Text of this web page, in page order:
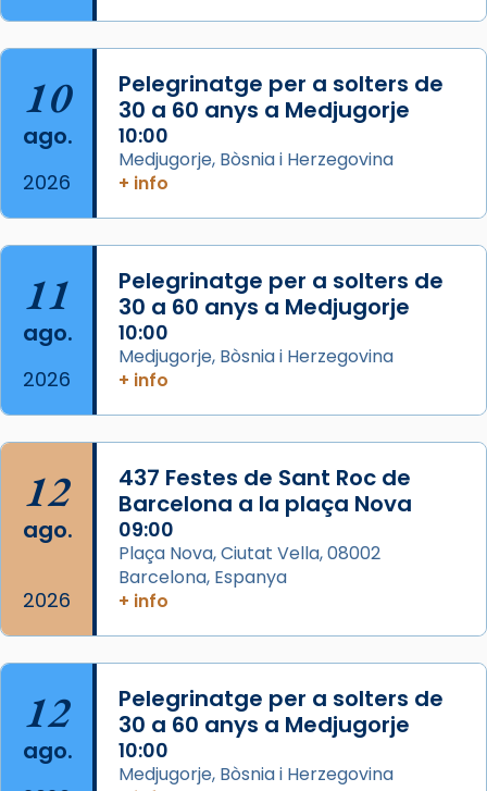
Jaume, fill de Zebedeu, és juntament amb el
seu germà Joan i Pere un dels que
acompanyava més de prop Jesús.
Segons el llibre dels Fets (12,2) fou el primer
apòstol màrtir, decapitat a Jerusalem per
Herodes Agripa (vers l'any 44).
Patró de Galícia, després de les invasions
musulmanes fou venerat com a patró dels
Regnes castellans i més tard de tota
Espanya.
View on Facebook · Share
10
ago.
2026
Pelegrinatge per a solters de
30 a 60 anys a Medjugorje
10:00
Medjugorje, Bòsnia i Herzegovina
+ info
11
ago.
2026
Pelegrinatge per a solters de
30 a 60 anys a Medjugorje
10:00
Medjugorje, Bòsnia i Herzegovina
+ info
12
ago.
2026
437 Festes de Sant Roc de
Barcelona a la plaça Nova
09:00
Plaça Nova, Ciutat Vella, 08002
Barcelona, Espanya
+ info
12
ago.
Pelegrinatge per a solters de
30 a 60 anys a Medjugorje
10:00
Medjugorje, Bòsnia i Herzegovina